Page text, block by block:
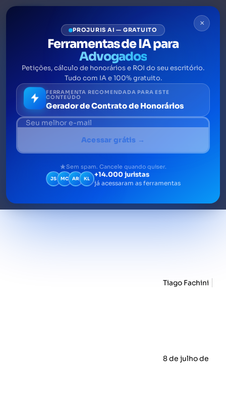
Controller jurídico: qual a
importância e como é o dia a
dia na profissão?
Um Controller Jurídico é um profissional
responsável pela gestão de ponta a ponta de
um escritório de advocacia, contribuindo
assim para o aumento da produtividade, da
Tiago Fachini
8 de julho de
×
PROJURIS AI — GRATUITO
Ferramentas de IA para
Advogados
Petições, cálculo de honorários e ROI do seu escritório.
Tudo com IA e 100% gratuito.
FERRAMENTA RECOMENDADA PARA ESTE
CONTEÚDO
Gerador de Contrato de Honorários
Acessar grátis →
Sem spam. Cancele quando quiser.
JS MC AR KL +14.000 juristas
já acessaram as ferramentas